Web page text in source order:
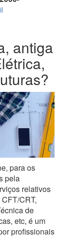
antiga
para os
pela
relativos
CRT,
de
etc, é um
profissionais